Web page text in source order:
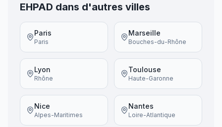
EHPAD dans d'autres villes
Paris
Paris
Marseille
Bouches-du-Rhône
Lyon
Rhône
Toulouse
Haute-Garonne
Nice
Alpes-Maritimes
Nantes
Loire-Atlantique